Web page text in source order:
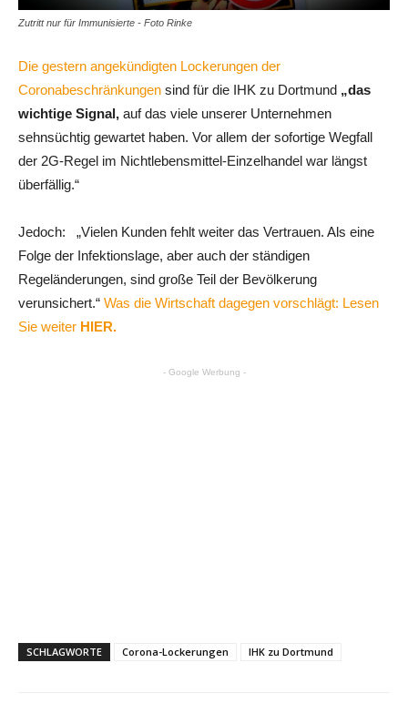
Zutritt nur für Immunisierte - Foto Rinke
Die gestern angekündigten Lockerungen der
Coronabeschränkungen sind für die IHK zu Dortmund „das
wichtige Signal, auf das viele unserer Unternehmen
sehnsüchtig gewartet haben. Vor allem der sofortige Wegfall
der 2G-Regel im Nichtlebensmittel-Einzelhandel war längst
überfällig.“
Jedoch: „Vielen Kunden fehlt weiter das Vertrauen. Als eine
Folge der Infektionslage, aber auch der ständigen
Regeländerungen, sind große Teil der Bevölkerung
verunsichert.“ Was die Wirtschaft dagegen vorschlägt: Lesen
Sie weiter HIER.
- Google Werbung -
SCHLAGWORTE Corona-Lockerungen IHK zu Dortmund